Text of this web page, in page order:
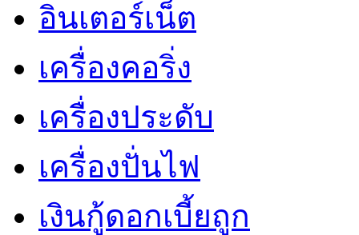
อินเตอร์เน็ต
เครื่องคอริ่ง
เครื่องประดับ
เครื่องปั่นไฟ
เงินกู้ดอกเบี้ยถูก